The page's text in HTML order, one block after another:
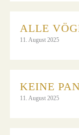
ALLE
11. August 2025
KEINE
11. August 2025